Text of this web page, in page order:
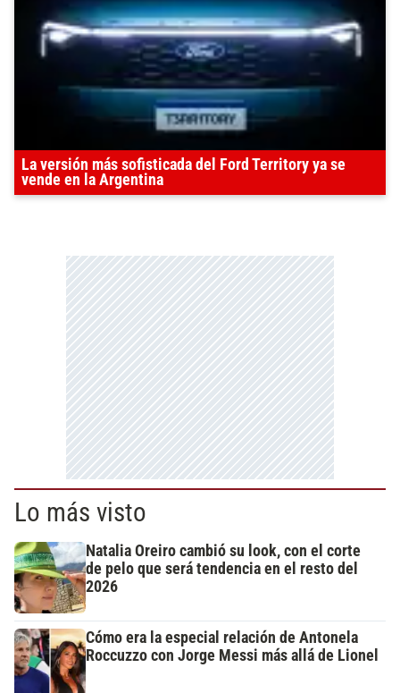
La versión más sofisticada del Ford Territory ya se
vende en la Argentina
Lo más visto
Natalia Oreiro cambió su look, con el corte
de pelo que será tendencia en el resto del
2026
Cómo era la especial relación de Antonela
Roccuzzo con Jorge Messi más allá de Lionel